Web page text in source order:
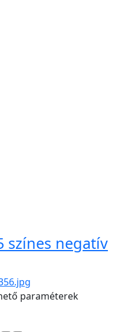
színes negatív
paraméterek